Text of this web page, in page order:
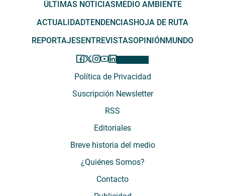
ÚLTIMAS NOTICIAS MEDIO AMBIENTE
ACTUALIDADTENDENCIAS HOJA DE RUTA
REPORTAJES ENTREVISTASOPINIÓN MUNDO
Política de Privacidad
Suscripción Newsletter
RSS
Editoriales
Breve historia del medio
¿Quiénes Somos?
Contacto